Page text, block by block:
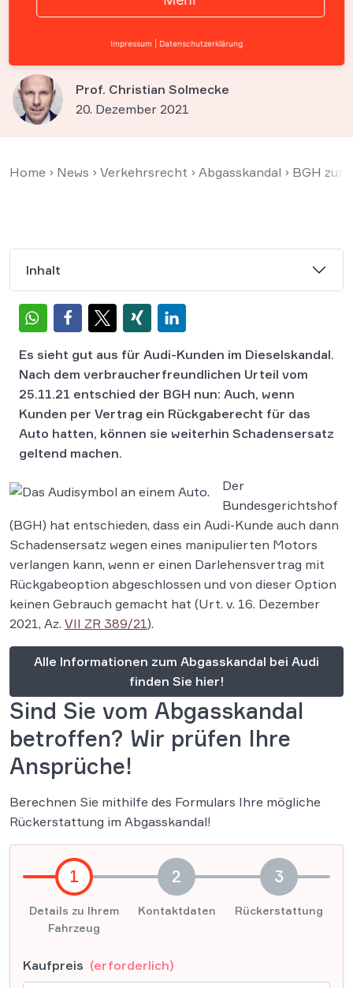
Kunden trotz „verbrieftem
Rückgaberecht“
Prof. Christian Solmecke
20. Dezember 2021
Home › News › Verkehrsrecht › Abgasskandal › BGH
Inhalt
Es sieht gut aus für Audi-Kunden im Dieselskandal.
Nach dem verbraucherfreundlichen Urteil vom
25.11.21 entschied der BGH nun: Auch, wenn
Kunden per Vertrag ein Rückgaberecht für das
Auto hatten, können sie weiterhin Schadensersatz
geltend machen.
Der
Bundesgerichtshof
(BGH) hat entschieden, dass ein Audi-Kunde auch dann
Schadensersatz wegen eines manipulierten Motors
verlangen kann, wenn er einen Darlehensvertrag mit
Rückgabeoption abgeschlossen und von dieser Option
keinen Gebrauch gemacht hat (Urt. v. 16. Dezember
2021, Az. VII ZR 389/21).
Alle Informationen zum Abgasskandal bei Audi
finden Sie hier!
Sind Sie vom Abgasskandal
betroffen? Wir prüfen Ihre
Ansprüche!
Berechnen Sie mithilfe des Formulars Ihre mögliche
Rückerstattung im Abgasskandal!
1
Details zu Ihrem
Fahrzeug
2
Kontaktdaten
3
Rückerstattung
Kaufpreis (erforderlich)
Impressum Datenschutzerklärung